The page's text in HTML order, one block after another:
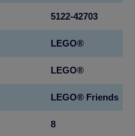
5122-42703
LEGO®
LEGO®
LEGO® Friends
8